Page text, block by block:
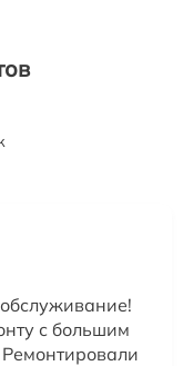
с большим